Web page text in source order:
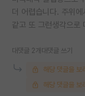
더 어렵습니다. 주위
같고 또 그런생각으로
대댓글 2개 대댓글 쓰기
해당 댓글을 보
해당 댓글을 보